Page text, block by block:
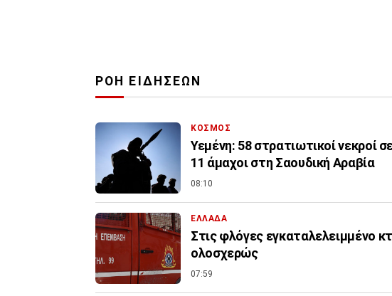
ΡΟΗ ΕΙΔΗΣΕΩΝ
ΚΟΣΜΟΣ
Υεμένη: 58 στρατιωτικοί νεκροί
11 άμαχοι στη Σαουδική Αραβία
08:10
ΕΛΛΑΔΑ
Στις φλόγες εγκαταλελειμμένο
ολοσχερώς
07:59